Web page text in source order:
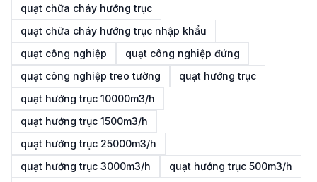
quạt chữa cháy hướng trục
quạt chữa cháy hướng trục nhập khẩu
quạt công nghiệp
quạt công nghiệp đứng
quạt công nghiệp treo tường
quạt hướng trục
quạt hướng trục 10000m3/h
quạt hướng trục 1500m3/h
quạt hướng trục 25000m3/h
quạt hướng trục 3000m3/h
quạt hướng trục 500m3/h